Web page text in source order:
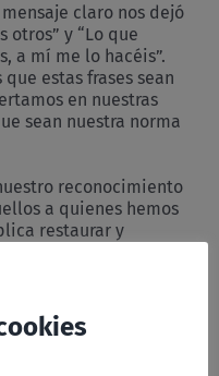
claro nos dejó
otros” y “Lo que
a mí me lo hacéis”.
estas frases sean
en nuestras
sean nuestra norma
reconocimiento
a quienes hemos
restaurar y
los que nuestras
pueden